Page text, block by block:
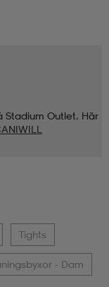
Stadium Outlet. Här
Tights
- Dam